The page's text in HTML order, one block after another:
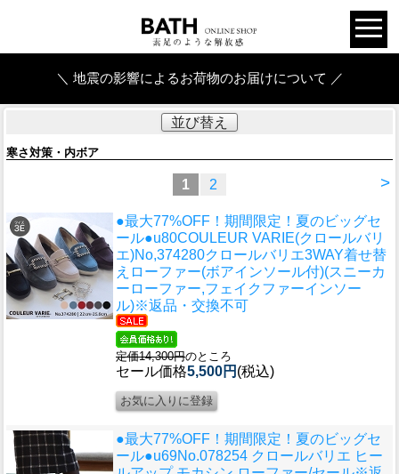
＼ 地震の影響によるお荷物のお届けについて ／
並び替え
寒さ対策・内ボア
>
1 2
●最大77%OFF！期間限定！夏のビッグセ
ール●u80COULEUR VARIE(クロールバリ
エ)No,374280クロールバリエ3WAY着せ替
えローファー(ボアインソール付)(スニーカ
ーローファー,フェイクファーインソー
ル)※返品・交換不可
定価14,300円のところ
セール価格5,500円 (税込)
●最大77%OFF！期間限定！夏のビッグセ
ール●u69No.078254 クロールバリエ ヒー